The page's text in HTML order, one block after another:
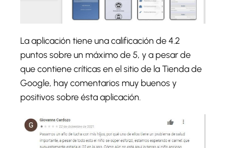
La aplicación tiene una calificación de 4.2
puntos sobre un máximo de 5, y a pesar de
que contiene críticas en el sitio de la Tienda de
Google, hay comentarios muy buenos y
positivos sobre ésta aplicación.